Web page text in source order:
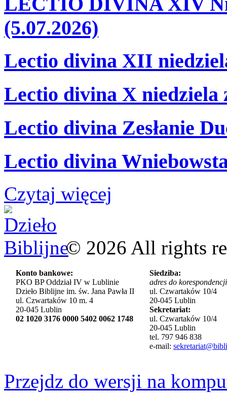
(5.07.2026)
Lectio divina XII
Lectio divina X niedziela
Lectio divina Zesłanie
Lectio divina
Czytaj więcej
© 2026 All rights
Konto bankowe:
PKO BP Oddział IV w Lublinie
Dzieło Biblijne im. św. Jana Pawła II
ul. Czwartaków 10 m. 4
20-045 Lublin
02 1020 3176 0000 5402 0062 1748
Siedziba:
adres do
ul. Czwartaków 10/4
20-045 Lublin
Sekretariat:
ul. Czwartaków 10/4
20-045 Lublin
tel. 797 946 838
e-mail:
Przejdz do wersji na